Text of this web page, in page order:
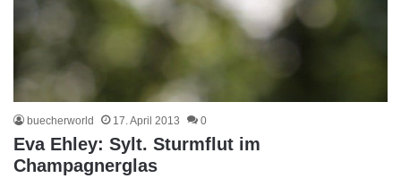
buecherworld 17. April 2013 0
Eva Ehley: Sylt. Sturmflut im
Champagnerglas